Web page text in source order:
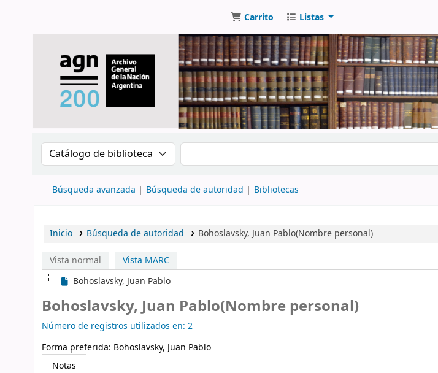
Carrito Listas
Buscar en el catálogo por: Buscar en el catálogo
Búsqueda avanzada Búsqueda de autoridad Bibliotecas
Inicio Búsqueda de autoridad Bohoslavsky, Juan Pablo(Nombre personal)
Vista normal
Vista MARC
Bohoslavsky, Juan Pablo
Bohoslavsky, Juan Pablo(Nombre personal)
Número de registros utilizados en: 2
Forma preferida: Bohoslavsky, Juan Pablo
Notas